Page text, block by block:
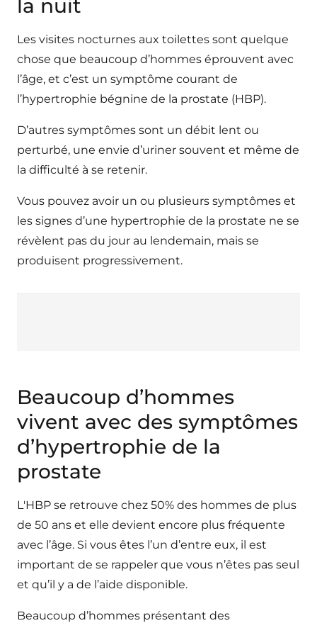
la nuit
Les visites nocturnes aux toilettes sont quelque
chose que beaucoup d’hommes éprouvent avec
l’âge, et c’est un symptôme courant de
l’hypertrophie bégnine de la prostate (HBP).
D’autres symptômes sont un débit lent ou
perturbé, une envie d’uriner souvent et même de
la difficulté à se retenir.
Vous pouvez avoir un ou plusieurs symptômes et
les signes d’une hypertrophie de la prostate ne se
révèlent pas du jour au lendemain, mais se
produisent progressivement.
Beaucoup d’hommes
vivent avec des symptômes
d’hypertrophie de la
prostate
L'HBP se retrouve chez 50% des hommes de plus
de 50 ans et elle devient encore plus fréquente
avec l’âge. Si vous êtes l’un d’entre eux, il est
important de se rappeler que vous n’êtes pas seul
et qu’il y a de l’aide disponible.
Beaucoup d’hommes présentant des